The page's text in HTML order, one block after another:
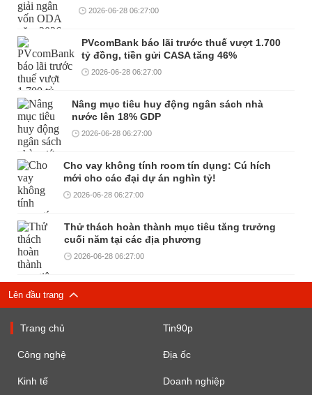
2026-06-28 06:27:00
PVcomBank báo lãi trước thuế vượt 1.700
tỷ đồng, tiền gửi CASA tăng 46%
2026-06-28 06:27:00
Nâng mục tiêu huy động ngân sách nhà
nước lên 18% GDP
2026-06-28 06:27:00
Cho vay không tính room tín dụng: Cú hích
mới cho các đại dự án nghìn tỷ!
2026-06-28 06:27:00
Thử thách hoàn thành mục tiêu tăng trưởng
cuối năm tại các địa phương
2026-06-28 06:27:00
Lên đầu trang
Trang chủ Tin90p
Công nghệ Địa ốc
Kinh tế Doanh nghiệp